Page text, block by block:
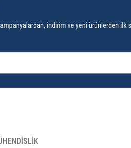
indirim ve yeni ürünlerden ilk